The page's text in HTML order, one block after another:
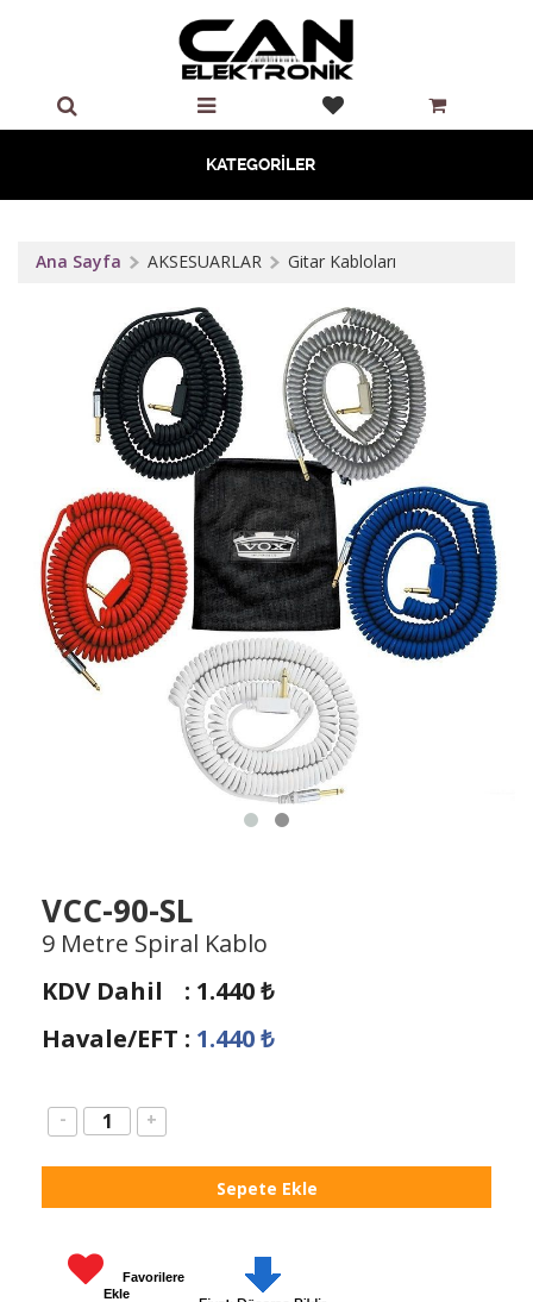
KATEGORİLER
Ana Sayfa AKSESUARLAR Gitar Kabloları
VCC-90-SL
9 Metre Spiral Kablo
KDV Dahil
: 1.440₺
Havale/EFT : 1.440₺
- +
Favorilere
Ekle